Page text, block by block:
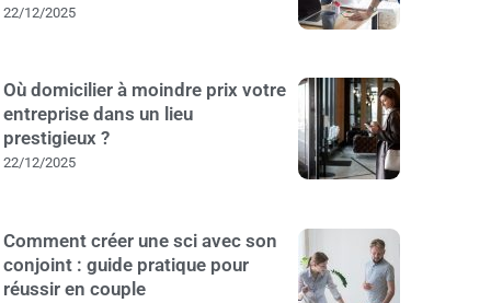
22/12/2025
Où domicilier à moindre prix votre
entreprise dans un lieu
prestigieux ?
22/12/2025
Comment créer une sci avec son
conjoint : guide pratique pour
réussir en couple